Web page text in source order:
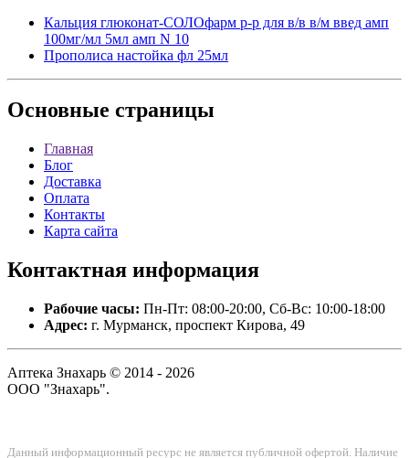
Кальция глюконат-СОЛОфарм р-р для в/в в/м введ амп
100мг/мл 5мл амп N 10
Прополиса настойка фл 25мл
Основные страницы
Главная
Блог
Доставка
Оплата
Контакты
Карта сайта
Контактная информация
Рабочие часы: Пн-Пт: 08:00-20:00, Сб-Вс: 10:00-18:00
Адрес: г. Мурманск, проспект Кирова, 49
Аптека Знахарь © 2014 - 2026
ООО "Знахарь".
Данный информационный ресурс не является публичной офертой. Наличие